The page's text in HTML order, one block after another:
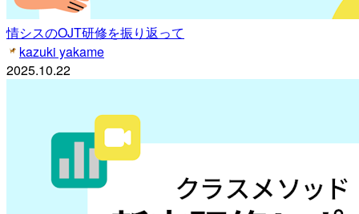
情シスのOJT研修を振り返って
kazuki yakame
2025.10.22